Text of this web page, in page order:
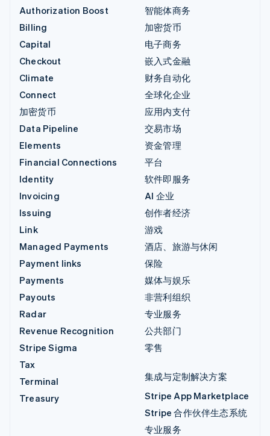
Authorization Boost
Billing
Capital
Checkout
Climate
Connect
加密货币
Data Pipeline
Elements
Financial Connections
Identity
Invoicing
Issuing
Link
Managed Payments
Payment links
Payments
Payouts
Radar
Revenue Recognition
Stripe Sigma
Tax
Terminal
Treasury
智能体商务
加密货币
电子商务
嵌入式金融
财务自动化
全球化企业
应用内支付
交易市场
资金管理
平台
软件即服务
AI 企业
创作者经济
游戏
酒店、旅游与休闲
保险
媒体与娱乐
非营利组织
专业服务
公共部门
零售
集成与定制解决方案
Stripe App Marketplace
Stripe 合作伙伴生态系统
专业服务